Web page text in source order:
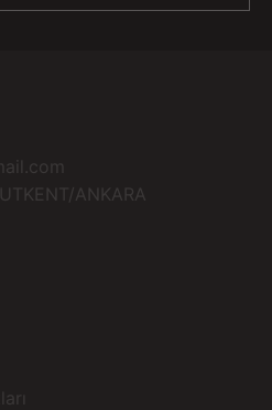
ANKARA